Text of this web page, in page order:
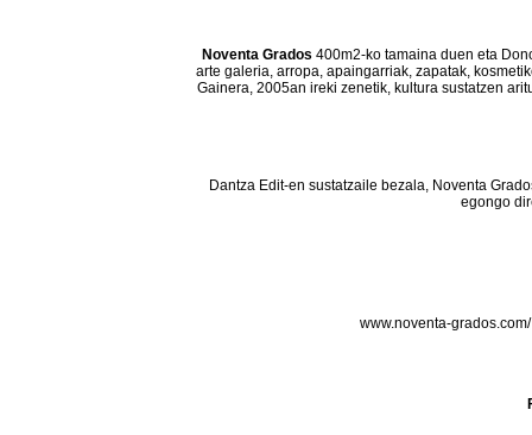
Noventa Grados 400m2-ko tamaina duen eta
arte galeria, arropa, apaingarriak, zapatak,
Gainera, 2005an ireki zenetik, kultura sustatzen
Dantza Edit-en sustatzaile bezala, Noventa
egongo
www.noventa-